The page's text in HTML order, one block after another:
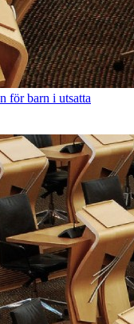
för barn i utsatta